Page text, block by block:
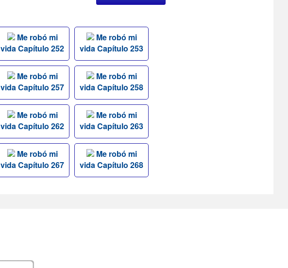
Me robó mi
vida Capítulo 252
Me robó mi
vida Capítulo 253
Me robó mi
vida Capítulo 257
Me robó mi
vida Capítulo 258
Me robó mi
vida Capítulo 262
Me robó mi
vida Capítulo 263
Me robó mi
vida Capítulo 267
Me robó mi
vida Capítulo 268